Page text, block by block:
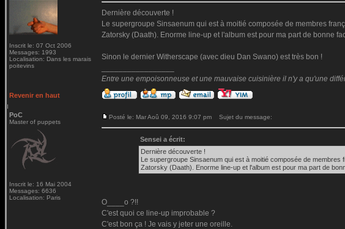
Inscrit le: 07 Oct 2006
Messages: 1993
Localisation: Dans les marais
poitevins
Dernière découverte !
Le supergroupe Sinsaenum qui est à moitié composée de membres
Zatorsky (Daath). Enorme line-up et l'album est pour ma part de bonne
Sinon le dernier Witherscape (avec dieu Dan Swano) est très bon !
Entre une empoisonneuse et une mauvaise cuisinière il n'y a qu'une
Revenir en haut
PoC
Master of puppets
Inscrit le: 16 Mai 2004
Messages: 6636
Localisation: Paris
Posté le: Mar Aoû 09, 2016 9:07 pm Sujet du message:
Sensei a écrit:
Dernière découverte !
Le supergroupe Sinsaenum qui est à moitié composée de
Zatorsky (Daath). Enorme line-up et l'album est pour ma part de
O____o ?!!
C'est quoi ce line-up improbable ?
C'est bon ça ! Je vais y jeter une oreille.